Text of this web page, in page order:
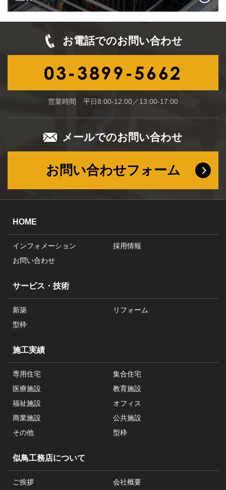
お電話でのお問い合わせ
03-3899-5662
営業時間 平日8:00-12:00／13:00-17:00
メールでのお問い合わせ
お問い合わせフォーム
HOME
インフォメーション
採用情報
お問い合わせ
サービス・技術
新築
リフォーム
型枠
施工実績
専用住宅
集合住宅
医療施設
教育施設
福祉施設
オフィス
商業施設
公共施設
その他
型枠
似鳥工務店について
ご挨拶 会社概要